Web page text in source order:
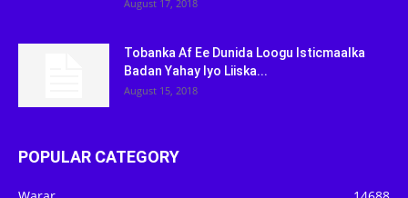
August 17, 2018
Tobanka Af Ee Dunida Loogu Isticmaalka
Badan Yahay Iyo Liiska...
August 15, 2018
POPULAR CATEGORY